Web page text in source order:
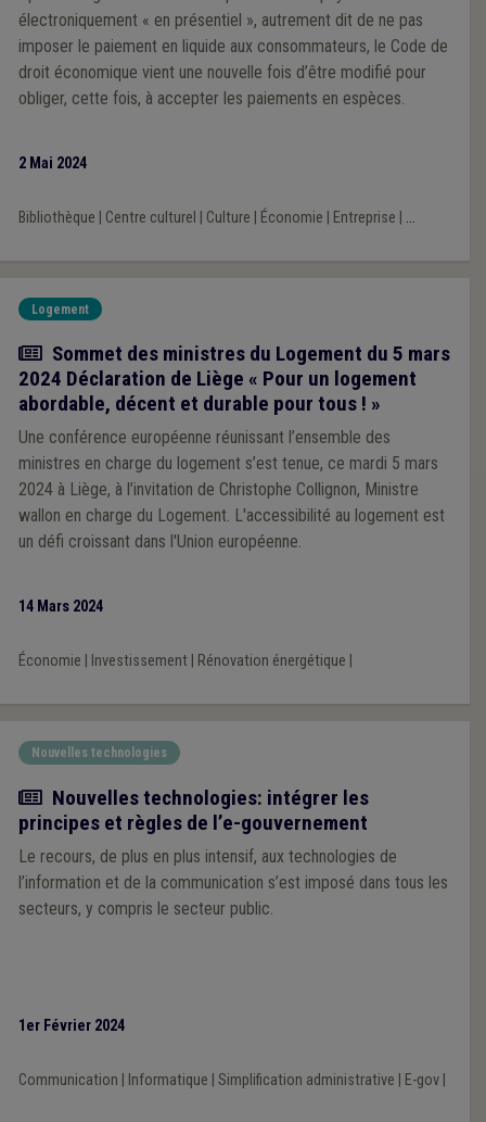
électroniquement « en présentiel », autrement dit de ne pas
imposer le paiement en liquide aux consommateurs, le Code de
droit économique vient une nouvelle fois d’être modifié pour
obliger, cette fois, à accepter les paiements en espèces.
2 Mai 2024
Bibliothèque Centre culturel Culture Économie Entreprise ...
Logement
Actualité
Sommet des ministres du Logement du 5 mars
2024 Déclaration de Liège « Pour un logement
abordable, décent et durable pour tous ! »
Une conférence européenne réunissant l’ensemble des
ministres en charge du logement s’est tenue, ce mardi 5 mars
2024 à Liège, à l’invitation de Christophe Collignon, Ministre
wallon en charge du Logement. L'accessibilité au logement est
un défi croissant dans l'Union européenne.
14 Mars 2024
Économie Investissement| Rénovation énergétique
Nouvelles technologies
Article
Nouvelles technologies: intégrer les
principes et règles de l’e-gouvernement
Le recours, de plus en plus intensif, aux technologies de
l’information et de la communication s’est imposé dans tous les
secteurs, y compris le secteur public.
1er Février 2024
Communication Informatique Simplification administrative E-gov|